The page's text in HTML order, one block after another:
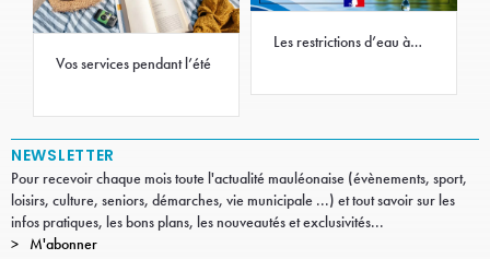
Vos services pendant l’été
Les restrictions d’eau à
NEWSLETTER
Pour recevoir chaque mois toute l'actualité mauléonaise (évènements, sport,
loisirs, culture, seniors, démarches, vie municipale ...) et tout savoir sur les
infos pratiques, les bons plans, les nouveautés et exclusivités...
M'abonner